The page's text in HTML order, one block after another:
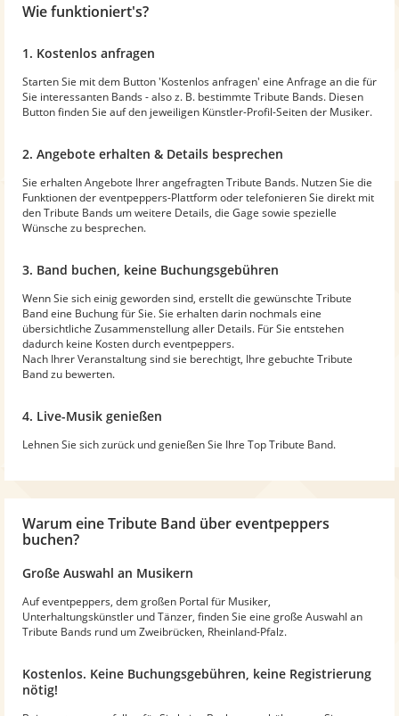
Wie funktioniert's?
1. Kostenlos anfragen
Starten Sie mit dem Button 'Kostenlos anfragen' eine Anfrage an die für
Sie interessanten Bands - also z. B. bestimmte Tribute Bands. Diesen
Button finden Sie auf den jeweiligen Künstler-Profil-Seiten der Musiker.
2. Angebote erhalten & Details besprechen
Sie erhalten Angebote Ihrer angefragten Tribute Bands. Nutzen Sie die
Funktionen der eventpeppers-Plattform oder telefonieren Sie direkt mit
den Tribute Bands um weitere Details, die Gage sowie spezielle
Wünsche zu besprechen.
3. Band buchen, keine Buchungsgebühren
Wenn Sie sich einig geworden sind, erstellt die gewünschte Tribute
Band eine Buchung für Sie. Sie erhalten darin nochmals eine
übersichtliche Zusammenstellung aller Details. Für Sie entstehen
dadurch keine Kosten durch eventpeppers.
Nach Ihrer Veranstaltung sind sie berechtigt, Ihre gebuchte Tribute
Band zu bewerten.
4. Live-Musik genießen
Lehnen Sie sich zurück und genießen Sie Ihre Top Tribute Band.
Warum eine Tribute Band über eventpeppers
buchen?
Große Auswahl an Musikern
Auf eventpeppers, dem großen Portal für Musiker,
Unterhaltungskünstler und Tänzer, finden Sie eine große Auswahl an
Tribute Bands rund um Zweibrücken, Rheinland-Pfalz.
Kostenlos. Keine Buchungsgebühren, keine Registrierung
nötig!